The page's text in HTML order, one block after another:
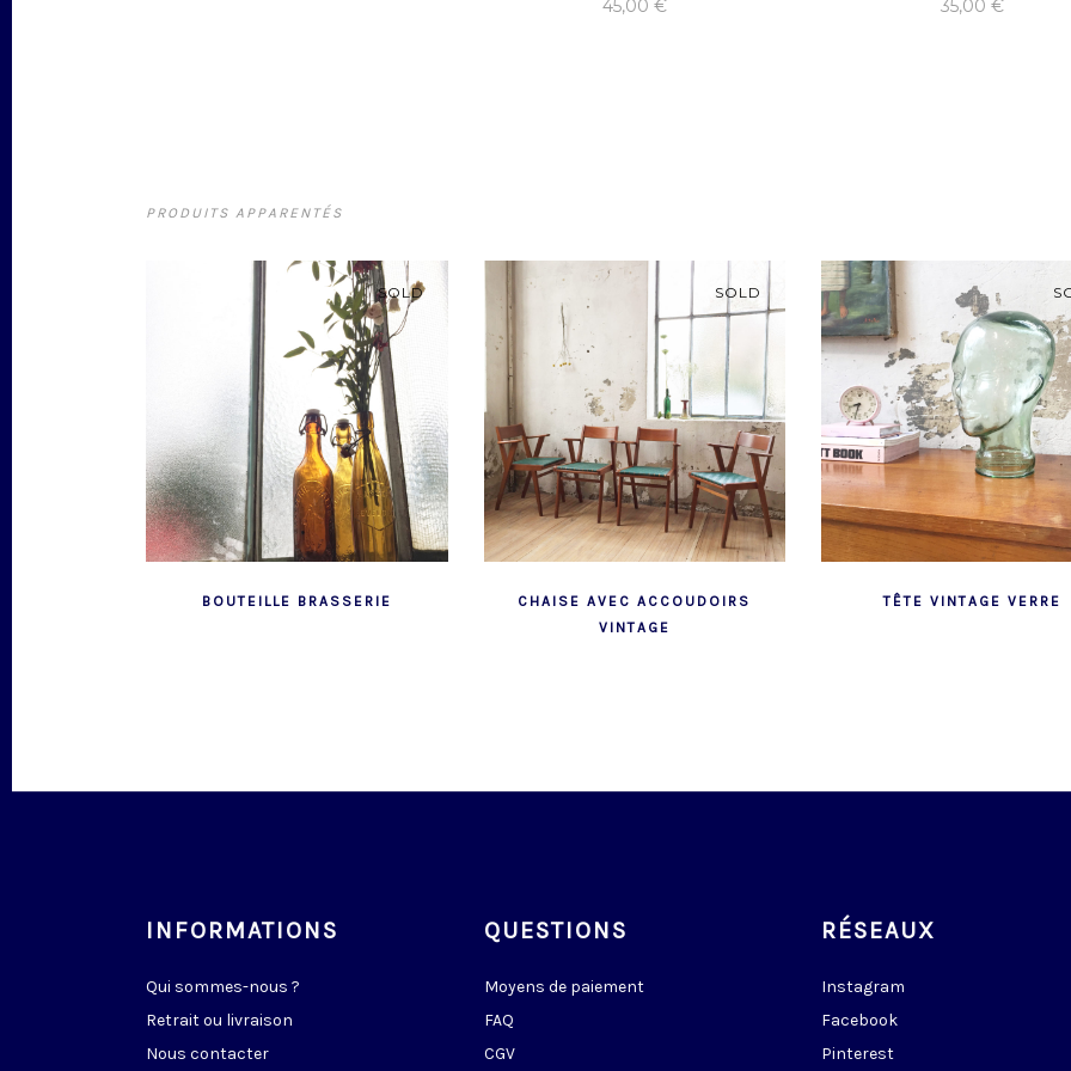
45,00 € 35,00 €
PRODUITS APPARENTÉS
SOLD
BOUTEILLE BRASSERIE
SOLD
CHAISE AVEC ACCOUDOIRS
VINTAGE
TÊTE VINTAGE VERRE
INFORMATIONS
Qui sommes-nous ?
Retrait ou livraison
Nous contacter
QUESTIONS
Moyens de paiement
FAQ
CGV
RÉSEAUX
Instagram
Facebook
Pinterest